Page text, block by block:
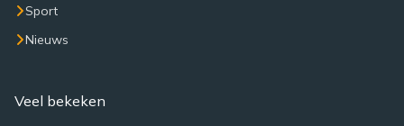
Sport
Nieuws
Veel bekeken